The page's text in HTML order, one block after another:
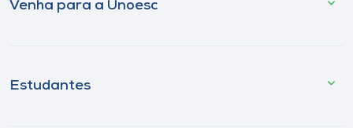
Venha para a Unoesc
Estudantes